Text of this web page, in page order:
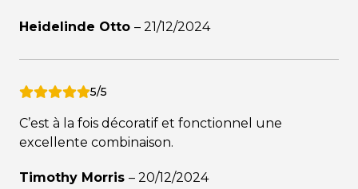
Heidelinde Otto – 21/12/2024
5/5
C’est à la fois décoratif et fonctionnel une
excellente combinaison.
Timothy Morris – 20/12/2024